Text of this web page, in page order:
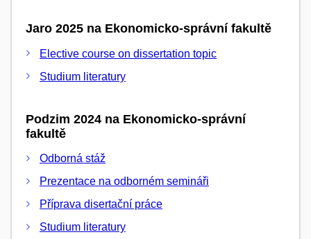
Jaro 2025 na Ekonomicko-správní fakultě
Elective course on dissertation topic
Studium literatury
Podzim 2024 na Ekonomicko-správní
fakultě
Odborná stáž
Prezentace na odborném semináři
Příprava disertační práce
Studium literatury